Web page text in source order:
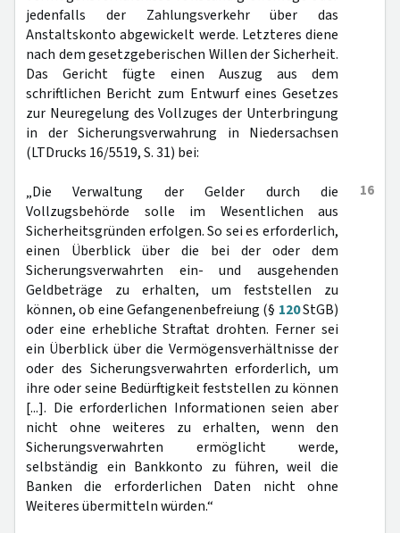
jedenfalls der Zahlungsverkehr über das
Anstaltskonto abgewickelt werde. Letzteres diene
nach dem gesetzgeberischen Willen der Sicherheit.
Das Gericht fügte einen Auszug aus dem
schriftlichen Bericht zum Entwurf eines Gesetzes
zur Neuregelung des Vollzuges der Unterbringung
in der Sicherungsverwahrung in Niedersachsen
(LTDrucks 16/5519, S. 31) bei:
16
„Die Verwaltung der Gelder durch die
Vollzugsbehörde solle im Wesentlichen aus
Sicherheitsgründen erfolgen. So sei es erforderlich,
einen Überblick über die bei der oder dem
Sicherungsverwahrten ein- und ausgehenden
Geldbeträge zu erhalten, um feststellen zu
können, ob eine Gefangenenbefreiung (§ 120StGB)
oder eine erhebliche Straftat drohten. Ferner sei
ein Überblick über die Vermögensverhältnisse der
oder des Sicherungsverwahrten erforderlich, um
ihre oder seine Bedürftigkeit feststellen zu können
[...]. Die erforderlichen Informationen seien aber
nicht ohne weiteres zu erhalten, wenn den
Sicherungsverwahrten ermöglicht werde,
selbständig ein Bankkonto zu führen, weil die
Banken die erforderlichen Daten nicht ohne
Weiteres übermitteln würden.“